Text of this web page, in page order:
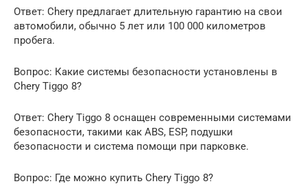
Ответ: Chery предлагает длительную гарантию на свои
автомобили, обычно 5 лет или 100 000 километров
пробега.
Вопрос: Какие системы безопасности установлены в
Chery Tiggo 8?
Ответ: Chery Tiggo 8 оснащен современными системами
безопасности, такими как ABS, ESP, подушки
безопасности и система помощи при парковке.
Вопрос: Где можно купить Chery Tiggo 8?